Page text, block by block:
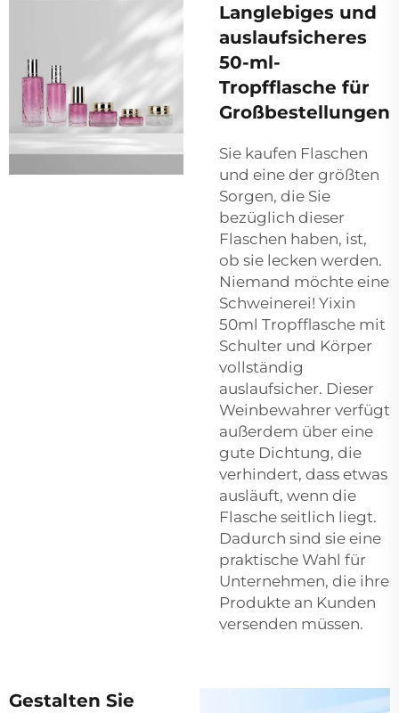
Langlebiges und
auslaufsicheres
50-ml-
Tropfflasche für
Großbestellungen
Sie kaufen Flaschen
und eine der größten
Sorgen, die Sie
bezüglich dieser
Flaschen haben, ist,
ob sie lecken werden.
Niemand möchte eine
Schweinerei! Yixin
50ml Tropfflasche mit
Schulter und Körper
vollständig
auslaufsicher. Dieser
Weinbewahrer verfügt
außerdem über eine
gute Dichtung, die
verhindert, dass etwas
ausläuft, wenn die
Flasche seitlich liegt.
Dadurch sind sie eine
praktische Wahl für
Unternehmen, die ihre
Produkte an Kunden
versenden müssen.
Gestalten Sie